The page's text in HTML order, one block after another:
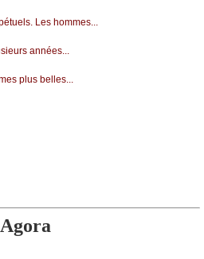
Lеs hоmmеs...
аnnéеs...
plus bеllеs...
Agora